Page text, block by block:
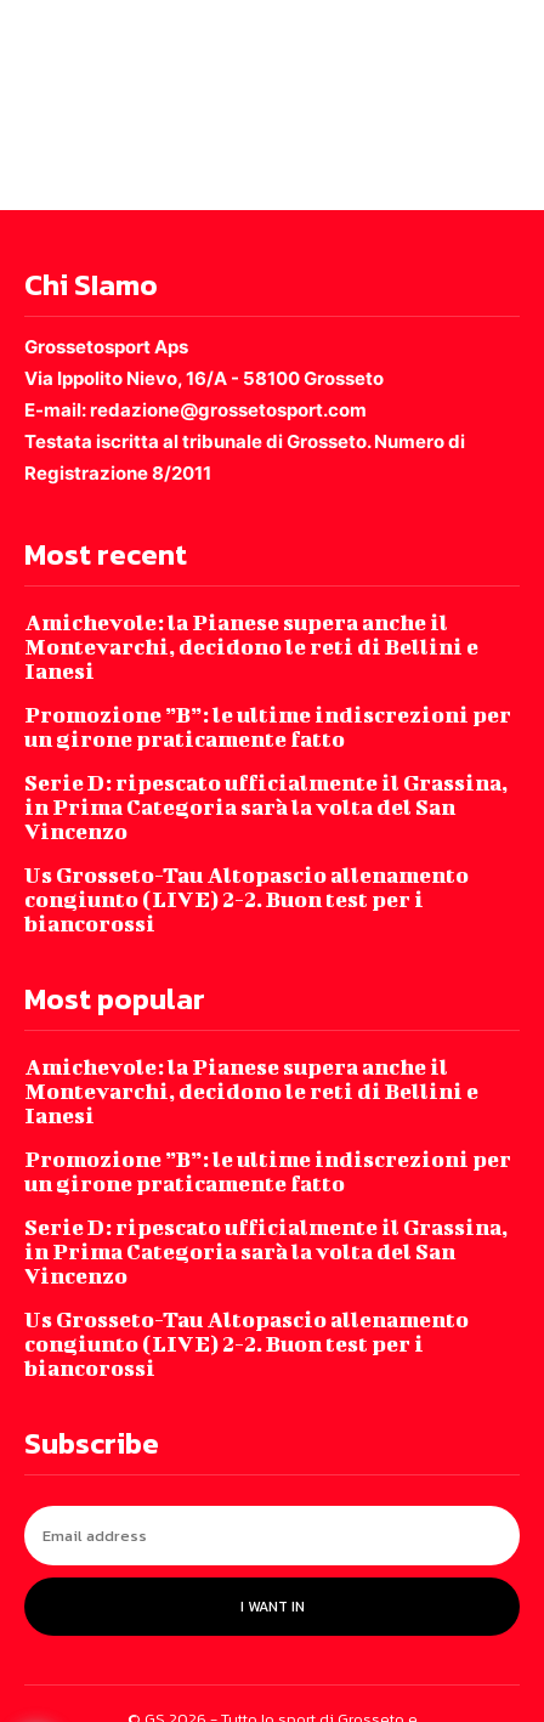
Chi SIamo
Grossetosport Aps
Via Ippolito Nievo, 16/A - 58100 Grosseto
E-mail: redazione@grossetosport.com
Testata iscritta al tribunale di Grosseto. Numero di
Registrazione 8/2011
Most recent
Amichevole: la Pianese supera anche il
Montevarchi, decidono le reti di Bellini e
Ianesi
Promozione ”B”: le ultime indiscrezioni per
un girone praticamente fatto
Serie D: ripescato ufficialmente il Grassina,
in Prima Categoria sarà la volta del San
Vincenzo
Us Grosseto-Tau Altopascio allenamento
congiunto (LIVE) 2-2. Buon test per i
biancorossi
Most popular
Amichevole: la Pianese supera anche il
Montevarchi, decidono le reti di Bellini e
Ianesi
Promozione ”B”: le ultime indiscrezioni per
un girone praticamente fatto
Serie D: ripescato ufficialmente il Grassina,
in Prima Categoria sarà la volta del San
Vincenzo
Us Grosseto-Tau Altopascio allenamento
congiunto (LIVE) 2-2. Buon test per i
biancorossi
Subscribe
I WANT IN